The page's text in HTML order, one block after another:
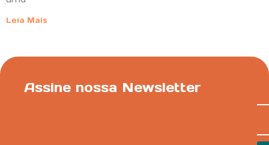
Leia Mais
Assine nossa Newsletter